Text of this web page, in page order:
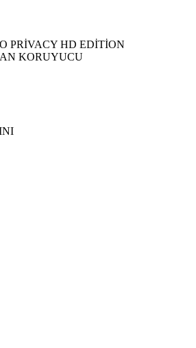
PRİVACY HD EDİTİON
KORUYUCU